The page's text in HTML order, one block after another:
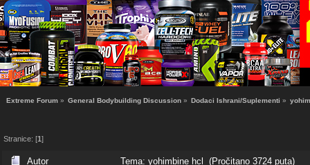
Extreme Forum » General Bodybuilding Discussion » Dodaci Ishrani/Suplementi »
Stranice: [1]
Autor Tema: yohimbine hcl (Pročitano 3724 puta)